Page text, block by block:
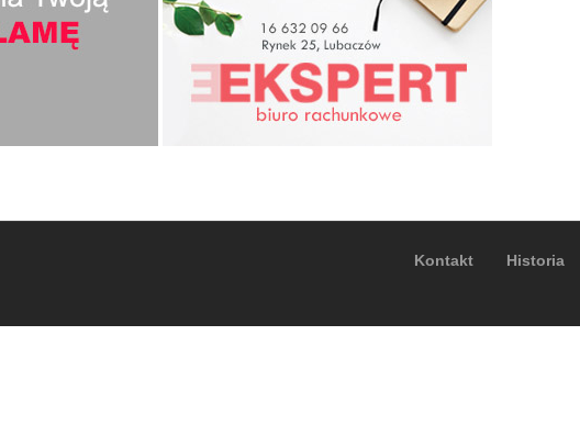
Kontakt Historia